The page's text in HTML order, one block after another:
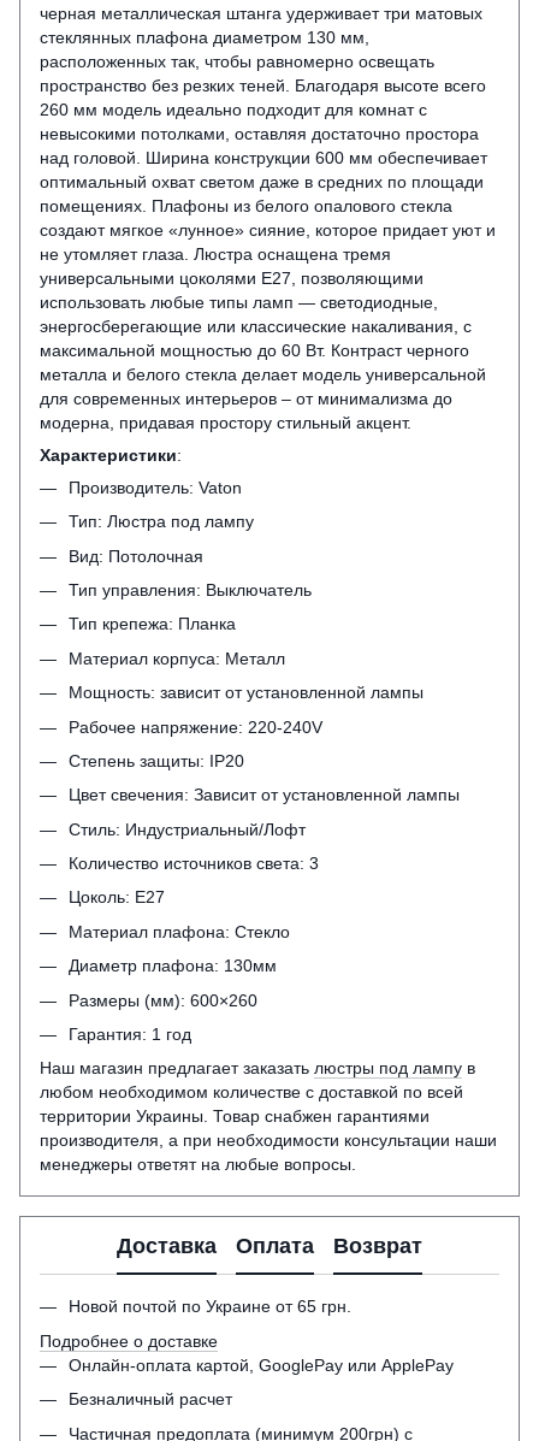
черная металлическая штанга удерживает три матовых
стеклянных плафона диаметром 130 мм,
расположенных так, чтобы равномерно освещать
пространство без резких теней. Благодаря высоте всего
260 мм модель идеально подходит для комнат с
невысокими потолками, оставляя достаточно простора
над головой. Ширина конструкции 600 мм обеспечивает
оптимальный охват светом даже в средних по площади
помещениях. Плафоны из белого опалового стекла
создают мягкое «лунное» сияние, которое придает уют и
не утомляет глаза. Люстра оснащена тремя
универсальными цоколями E27, позволяющими
использовать любые типы ламп — светодиодные,
энергосберегающие или классические накаливания, с
максимальной мощностью до 60 Вт. Контраст черного
металла и белого стекла делает модель универсальной
для современных интерьеров – от минимализма до
модерна, придавая простору стильный акцент.
Характеристики:
Производитель: Vaton
Тип: Люстра под лампу
Вид: Потолочная
Тип управления: Выключатель
Тип крепежа: Планка
Материал корпуса: Металл
Мощность: зависит от установленной лампы
Рабочее напряжение: 220-240V
Степень защиты: IP20
Цвет свечения: Зависит от установленной лампы
Стиль: Индустриальный/Лофт
Количество источников света: 3
Цоколь: Е27
Материал плафона: Стекло
Диаметр плафона: 130мм
Размеры (мм): 600×260
Гарантия: 1 год
Наш магазин предлагает заказать люстры под лампу в
любом необходимом количестве с доставкой по всей
территории Украины. Товар снабжен гарантиями
производителя, а при необходимости консультации наши
менеджеры ответят на любые вопросы.
Доставка Оплата Возврат
Новой почтой по Украине от 65 грн.
Подробнее о доставке
Онлайн-оплата картой, GooglePay или ApplePay
Безналичный расчет
Частичная предоплата (минимум 200грн) с